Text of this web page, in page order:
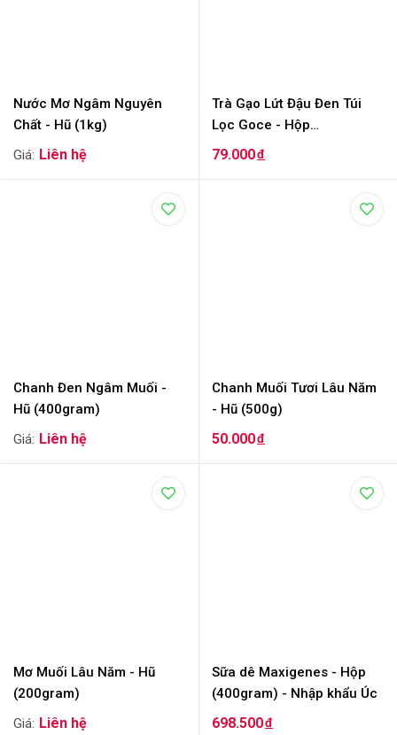
Nước Mơ Ngâm Nguyên
Chất - Hũ (1kg)
Trà Gạo Lứt Đậu Đen Túi
Lọc Goce - Hộp
(140gram/20 túi)
79.000đ
Chanh Đen Ngâm Muối -
Hũ (400gram)
Chanh Muối Tươi Lâu Năm
- Hũ (500g)
50.000đ
Mơ Muối Lâu Năm - Hũ
(200gram)
Sữa dê Maxigenes - Hộp
(400gram) - Nhập khẩu Úc
698.500đ